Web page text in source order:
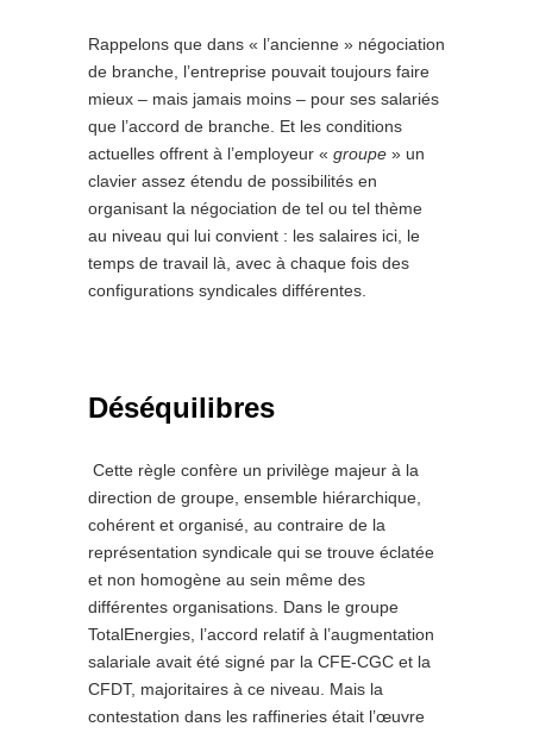
Rappelons que dans « l’ancienne » négociation
de branche, l’entreprise pouvait toujours faire
mieux – mais jamais moins – pour ses salariés
que l’accord de branche. Et les conditions
actuelles offrent à l’employeur « groupe » un
clavier assez étendu de possibilités en
organisant la négociation de tel ou tel thème
au niveau qui lui convient : les salaires ici, le
temps de travail là, avec à chaque fois des
configurations syndicales différentes.
Déséquilibres
Cette règle confère un privilège majeur à la
direction de groupe, ensemble hiérarchique,
cohérent et organisé, au contraire de la
représentation syndicale qui se trouve éclatée
et non homogène au sein même des
différentes organisations. Dans le groupe
TotalEnergies, l’accord relatif à l’augmentation
salariale avait été signé par la CFE-CGC et la
CFDT, majoritaires à ce niveau. Mais la
contestation dans les raffineries était l’œuvre